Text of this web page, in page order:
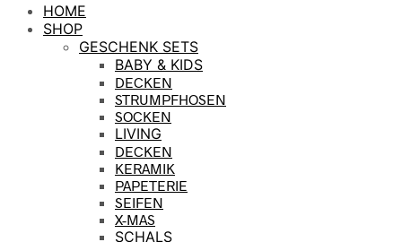
HOME
SHOP
GESCHENK SETS
BABY & KIDS
DECKEN
STRUMPFHOSEN
SOCKEN
LIVING
DECKEN
KERAMIK
PAPETERIE
SEIFEN
X-MAS
SCHALS